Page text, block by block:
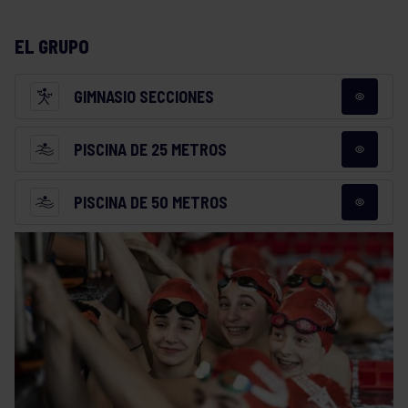
EL GRUPO
GIMNASIO SECCIONES
PISCINA DE 25 METROS
PISCINA DE 50 METROS